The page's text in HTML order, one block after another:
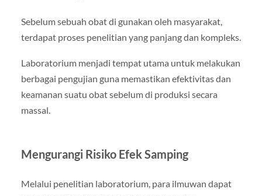
Sebelum sebuah obat di gunakan oleh masyarakat,
terdapat proses penelitian yang panjang dan kompleks.
Laboratorium menjadi tempat utama untuk melakukan
berbagai pengujian guna memastikan efektivitas dan
keamanan suatu obat sebelum di produksi secara
massal.
Mengurangi Risiko Efek Samping
Melalui penelitian laboratorium, para ilmuwan dapat